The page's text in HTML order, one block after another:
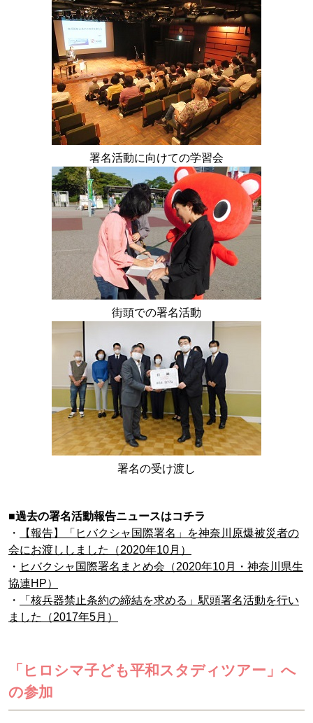
署名活動に向けての学習会
街頭での署名活動
署名の受け渡し
■過去の署名活動報告ニュースはコチラ
・
【報告】「ヒバクシャ国際署名」を神奈川原爆被災者の
会にお渡ししました（2020年10月）
・ ヒバクシャ国際署名まとめ会（2020年10月・神奈川県生
協連HP）
・
「核兵器禁止条約の締結を求める」駅頭署名活動を行い
ました（2017年5月）
「ヒロシマ子ども平和スタディツアー」へ
の参加